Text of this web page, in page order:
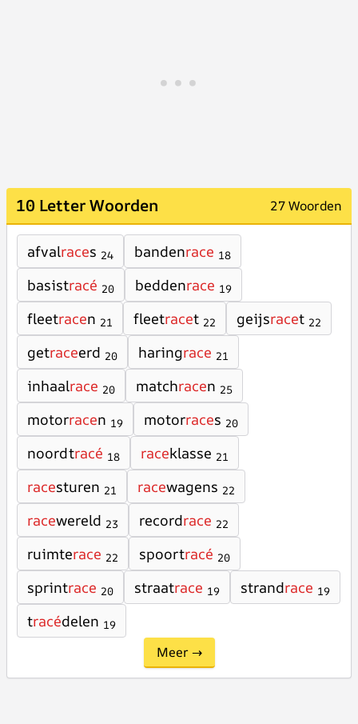
10 Letter Woorden 27 Woorden
afvalraces 24 bandenrace 18
basistracé 20 beddenrace 19
fleetracen 21 fleetracet 22 geijsracet 22
getraceerd 20 haringrace 21
inhaalrace 20 matchracen 25
motorracen 19 motorraces 20
noordtracé 18 raceklasse 21
racesturen 21 racewagens 22
racewereld 23 recordrace 22
ruimterace 22 spoortracé 20
sprintrace 20 straatrace 19 strandrace 19
tracédelen 19
Meer →